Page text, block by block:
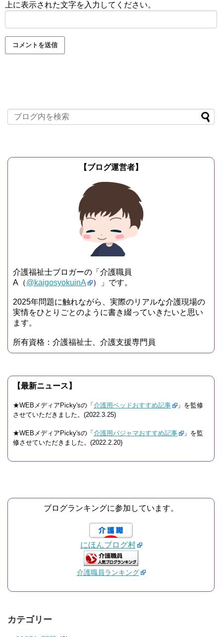
上に表示された文字を入力してください。
【ブログ運営者】
介護福祉士ブロガーの「介護職員
A（@kaigosyokuinA ）」です。
2025年問題に触れながら、実際のリアルな介護現場の
実情をひとりごとのように書き綴っていきたいと思い
ます。
所有資格：介護福祉士、介護支援専門員
【最新ニュース】
★WEBメディアPicky'sの「 介護用ベッドおすすめ記事
」を監修
させていただきました。(2022.3.25)
★WEBメディアPicky'sの「 介護用パジャマおすすめ記事
」を監
修させていただきました。(2022.2.20)
ブログランキングに参加しています。
にほんブログ村
介護職員ランキング
カテゴリー